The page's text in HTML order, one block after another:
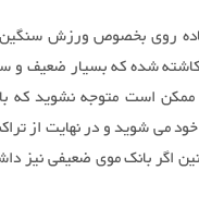
روی بخصوص ورزش سنگین
کاشته شده که بسیار ضعیف
است متوجه نشوید که
می شوید و در نهایت از
اگر بانک موی ضعیفی نیز